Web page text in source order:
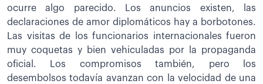
ocurre algo parecido. Los anuncios existen, las
declaraciones de amor diplomáticos hay a borbotones.
Las visitas de los funcionarios internacionales fueron
muy coquetas y bien vehiculadas por la propaganda
oficial. Los compromisos también, pero los
desembolsos todavía avanzan con la velocidad de una